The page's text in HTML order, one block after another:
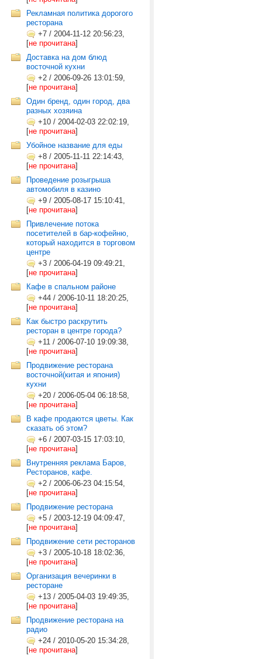
Рекламная политика дорогого
ресторана
+7 / 2004-11-12 20:56:23,
[не прочитана]
Доставка на дом блюд
восточной кухни
+2 / 2006-09-26 13:01:59,
[не прочитана]
Один бренд, один город, два
разных хозяина
+10 / 2004-02-03 22:02:19,
[не прочитана]
Убойное название для еды
+8 / 2005-11-11 22:14:43,
[не прочитана]
Проведение розыгрыша
автомобиля в казино
+9 / 2005-08-17 15:10:41,
[не прочитана]
Привлечение потока
посетителей в бар-кофейню,
который находится в торговом
центре
+3 / 2006-04-19 09:49:21,
[не прочитана]
Кафе в спальном районе
+44 / 2006-10-11 18:20:25,
[не прочитана]
Как быстро раскрутить
ресторан в центре города?
+11 / 2006-07-10 19:09:38,
[не прочитана]
Продвижение ресторана
восточной(китая и япония)
кухни
+20 / 2006-05-04 06:18:58,
[не прочитана]
В кафе продаются цветы. Как
сказать об этом?
+6 / 2007-03-15 17:03:10,
[не прочитана]
Внутренняя реклама Баров,
Ресторанов, кафе.
+2 / 2006-06-23 04:15:54,
[не прочитана]
Продвижение ресторана
+5 / 2003-12-19 04:09:47,
[не прочитана]
Продвижение сети ресторанов
+3 / 2005-10-18 18:02:36,
[не прочитана]
Организация вечеринки в
ресторане
+13 / 2005-04-03 19:49:35,
[не прочитана]
Продвижение ресторана на
радио
+24 / 2010-05-20 15:34:28,
[не прочитана]